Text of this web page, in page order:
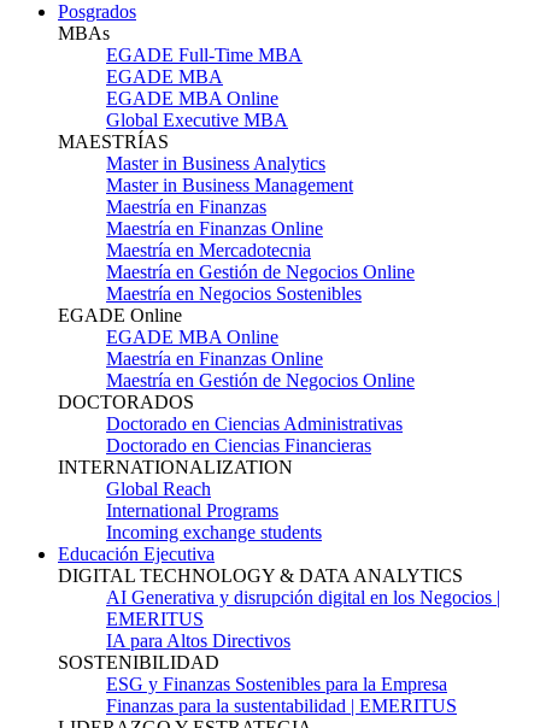
Posgrados
MBAs
EGADE Full-Time MBA
EGADE MBA
EGADE MBA Online
Global Executive MBA
MAESTRÍAS
Master in Business Analytics
Master in Business Management
Maestría en Finanzas
Maestría en Finanzas Online
Maestría en Mercadotecnia
Maestría en Gestión de Negocios Online
Maestría en Negocios Sostenibles
EGADE Online
EGADE MBA Online
Maestría en Finanzas Online
Maestría en Gestión de Negocios Online
DOCTORADOS
Doctorado en Ciencias Administrativas
Doctorado en Ciencias Financieras
INTERNATIONALIZATION
Global Reach
International Programs
Incoming exchange students
Educación Ejecutiva
DIGITAL TECHNOLOGY & DATA ANALYTICS
AI Generativa y disrupción digital en los Negocios |
EMERITUS
IA para Altos Directivos
SOSTENIBILIDAD
ESG y Finanzas Sostenibles para la Empresa
Finanzas para la sustentabilidad | EMERITUS